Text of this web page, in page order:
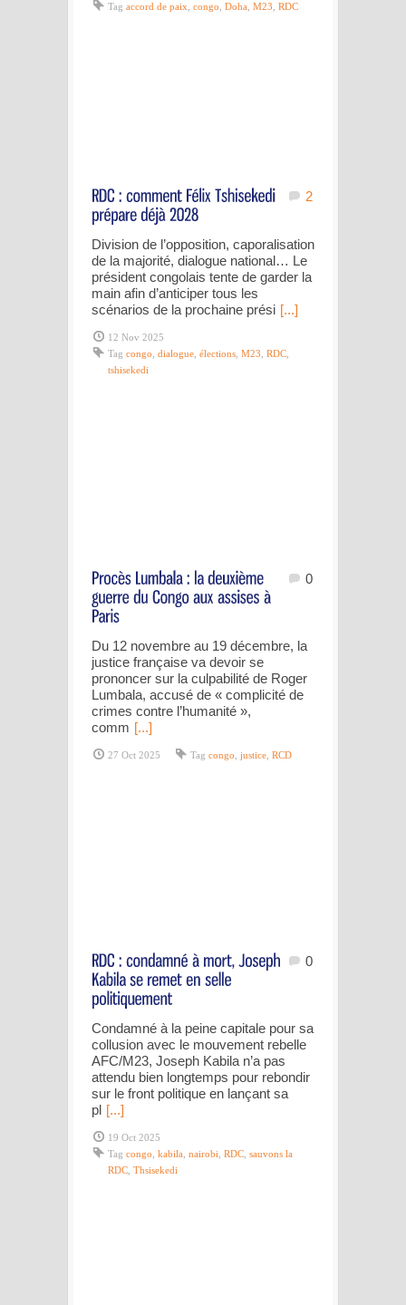
Tag accord de paix, congo, Doha, M23, RDC
2
Division de l’opposition, caporalisation
de la majorité, dialogue national… Le
président congolais tente de garder la
main afin d’anticiper tous les
scénarios de la prochaine prési [...]
12 Nov 2025
Tag congo dialogue élections M23 RDC
tshisekedi
0
Du 12 novembre au 19 décembre, la
justice française va devoir se
prononcer sur la culpabilité de Roger
Lumbala, accusé de « complicité de
crimes contre l’humanité »,
comm [...]
27 Oct 2025 Tag congo, justice, RCD
0
Condamné à la peine capitale pour sa
collusion avec le mouvement rebelle
AFC/M23, Joseph Kabila n’a pas
attendu bien longtemps pour rebondir
sur le front politique en lançant sa
pl [...]
19 Oct 2025
Tag congo, kabila, nairobi, RDC, sauvons la
RDC, Thsisekedi